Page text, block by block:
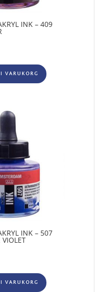
INK – 409
VARUKORG
INK – 507
VARUKORG